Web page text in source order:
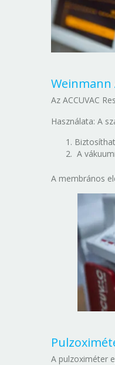
Weinmann
Az ACCUVAC
Használata: A
A
A membrános
A pulzoximéter